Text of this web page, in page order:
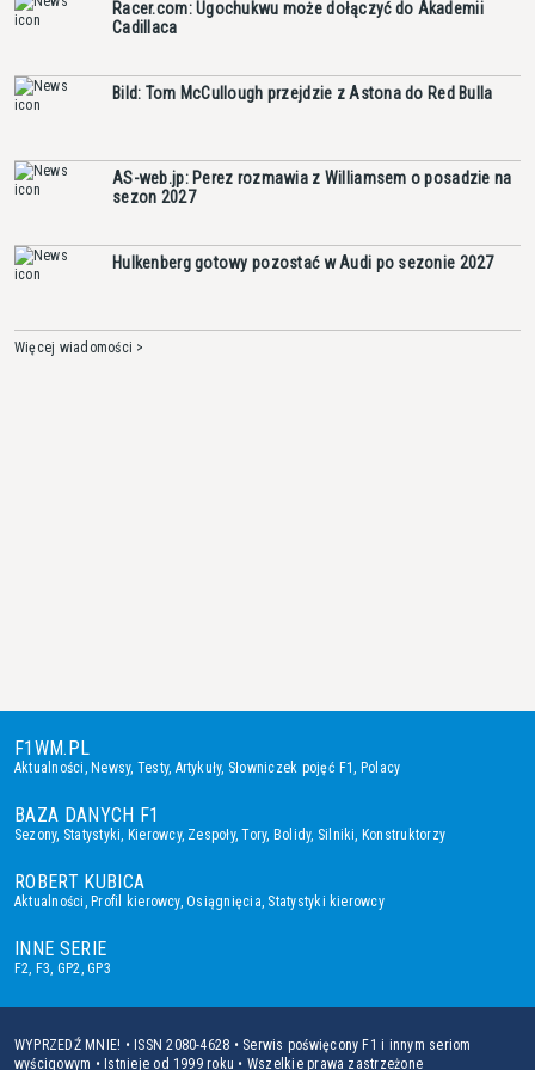
Racer.com: Ugochukwu może dołączyć do Akademii
Cadillaca
Bild: Tom McCullough przejdzie z Astona do Red Bulla
AS-web.jp: Perez rozmawia z Williamsem o posadzie na
sezon 2027
Hulkenberg gotowy pozostać w Audi po sezonie 2027
Więcej wiadomości >
F1WM.PL
Aktualności, Newsy, Testy, Artykuły, Słowniczek pojęć F1, Polacy
BAZA DANYCH F1
Sezony, Statystyki, Kierowcy, Zespoły,Tory, Bolidy, Silniki, Konstruktorzy
ROBERT KUBICA
Aktualności, Profil kierowcy,Osiągnięcia, Statystyki kierowcy
INNE SERIE
F2, F3, GP2,GP3
WYPRZEDŹ MNIE! • ISSN 2080-4628 • Serwis poświęcony F1 i innym seriom
wyścigowym • Istnieje od 1999 roku • Wszelkie prawa zastrzeżone